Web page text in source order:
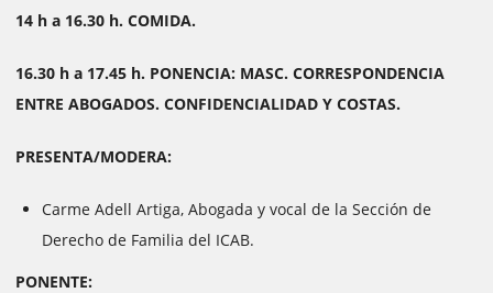
14 h a 16.30 h. COMIDA.
16.30 h a 17.45 h. PONENCIA: MASC. CORRESPONDENCIA
ENTRE ABOGADOS. CONFIDENCIALIDAD Y COSTAS.
PRESENTA/MODERA:
Carme Adell Artiga, Abogada y vocal de la Sección de
Derecho de Familia del ICAB.
PONENTE: